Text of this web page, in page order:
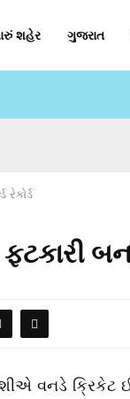
શહેર ગુજરાત
વનડે ક્રિકેટ